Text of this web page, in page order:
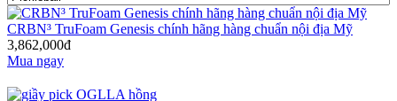
CRBN³ TruFoam Genesis chính hãng hàng chuẩn nội địa Mỹ
3,862,000đ
Mua ngay